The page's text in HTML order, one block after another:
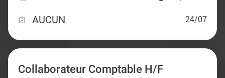
AUCUN
24/07
Collaborateur Comptable H/F